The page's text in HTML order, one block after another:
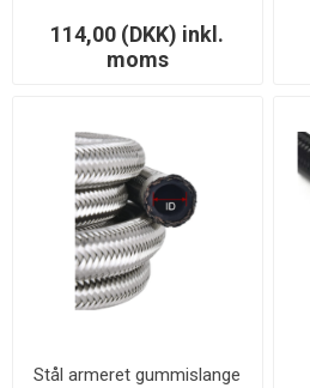
114,00 (DKK) inkl.
moms
Stål armeret gummislange